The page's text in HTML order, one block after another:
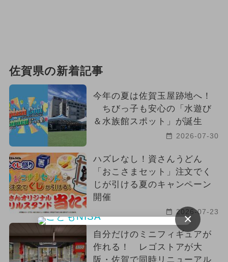
佐賀県の新着記事
今年の夏は佐賀玉屋跡地へ！
ちびっ子も安心の「水遊び
＆水族館スポット」が誕生
2026-07-30
ハズレなし！資さんうどん
「おこさまセット」注文でく
じが引ける夏のキャンペーン
開催
2026-07-23
自分だけのミニフィギュアが
作れる！ レゴストアが大
阪・佐賀で同時リニューアル
×